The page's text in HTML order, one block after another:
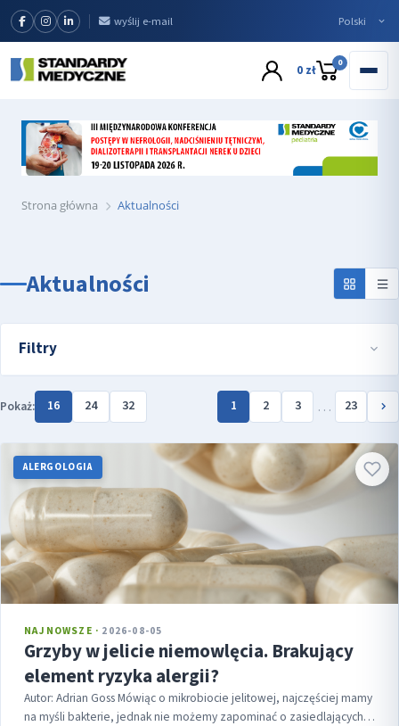
wyślij e-mail
0 zł 0
Strona główna Aktualności
Aktualności
Filtry
Pokaż: 16 24 32 1 2 3 … 23
ALERGOLOGIA
NAJNOWSZE · 2026-08-05
Grzyby w jelicie niemowlęcia. Brakujący
element ryzyka alergii?
Autor: Adrian Goss Mówiąc o mikrobiocie jelitowej, najczęściej mamy
na myśli bakterie, jednak nie możemy zapominać o zasiedlających